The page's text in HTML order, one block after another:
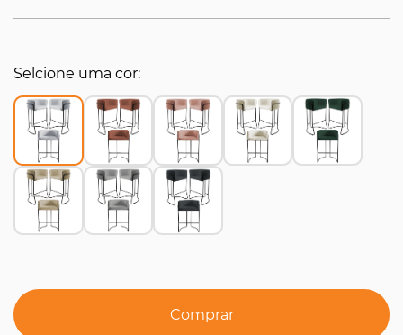
Selcione uma cor
Comprar